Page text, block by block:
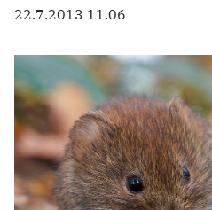
22.7.2013 11.06